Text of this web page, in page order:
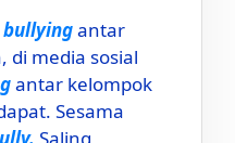
bullyingantar
di media sosial
antar kelompok
Sesama